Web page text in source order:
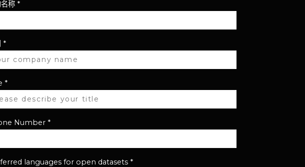
称 *
*
*
Number *
languages for open datasets *